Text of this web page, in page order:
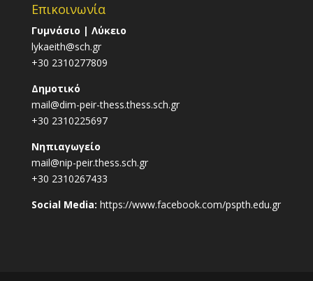
Επικοινωνία
Γυμνάσιο | Λύκειο
lykaeith@sch.gr
+30 2310277809
Δημοτικό
mail@dim-peir-thess.thess.sch.gr
+30 2310225697
Νηπιαγωγείο
mail@nip-peir.thess.sch.gr
+30 2310267433
Social Media: https://www.facebook.com/pspth.edu.gr